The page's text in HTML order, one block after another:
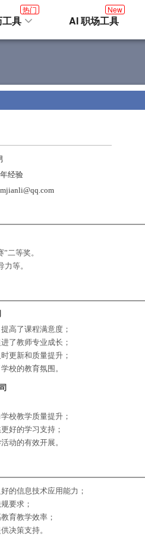
具
热门
AI 职场工具
New
年经验
二等奖。
等。
高了课程满意度；
了教师专业成长；
更新和质量提升；
校的教育氛围。
校教学质量提升；
好的学习支持；
动的有效开展。
的信息技术应用能力；
要求；
育教学效率；
决策支持。